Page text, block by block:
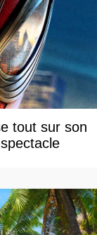
tout sur son